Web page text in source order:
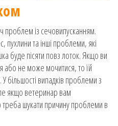
проблем із сечовипусканням.
пухлини та інші проблеми, які
буде пісяти повз лоток. Якщо ви
або не може мочитися, то їй
більшості випадків проблеми з
якщо ветеринар вам
шукати причину проблеми в